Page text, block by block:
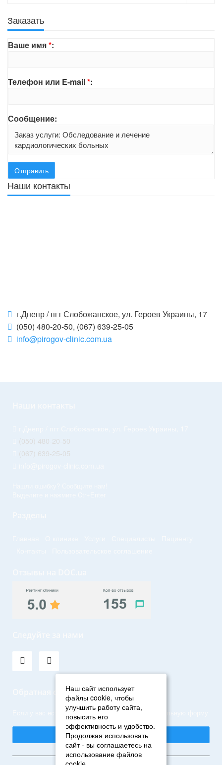
Заказать
Ваше имя*:
Телефон или E-mail*:
Сообщение:
Наши контакты
г.Днепр / пгт Слобожанское, ул. Героев Украины, 17
(050) 480-20-50, (067) 639-25-05
info@pirogov-clinic.com.ua
(050) 480-20-50
(067) 639-25-05
Обратная связь
Если у вас есть вопросы, задайте их через специальную форму
Написать нам
Наш сайт использует
файлы cookie, чтобы
улучшить работу сайта,
повысить его
эффективность и удобство.
Продолжая использовать
сайт - вы соглашаетесь на
использование файлов